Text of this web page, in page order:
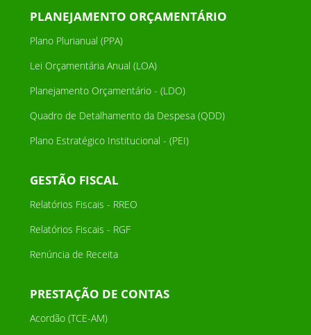
PLANEJAMENTO ORÇAMENTÁRIO
Plano Plurianual (PPA)
Lei Orçamentária Anual (LOA)
Planejamento Orçamentário - (LDO)
Quadro de Detalhamento da Despesa (QDD)
Plano Estratégico Institucional - (PEI)
GESTÃO FISCAL
Relatórios Fiscais - RREO
Relatórios Fiscais - RGF
Renúncia de Receita
PRESTAÇÃO DE CONTAS
Acordão (TCE-AM)